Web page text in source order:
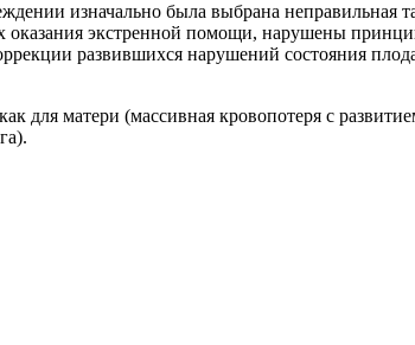
изначально была выбрана неправильная
оказания экстренной помощи, нарушены
развившихся нарушений состояния
для матери (массивная кровопотеря с